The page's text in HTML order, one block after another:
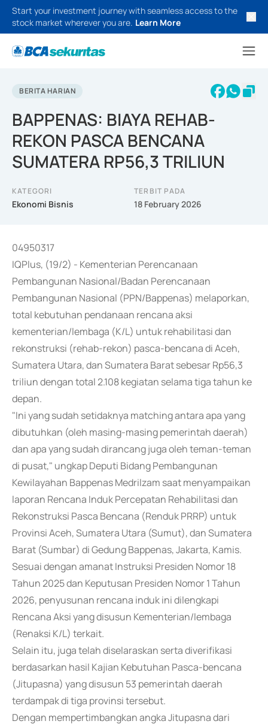
Start your investment journey with seamless access to the
stock market wherever you are. Learn More
BERITA HARIAN
BAPPENAS: BIAYA REHAB-
REKON PASCA BENCANA
SUMATERA RP56,3 TRILIUN
KATEGORI
Ekonomi Bisnis
TERBIT PADA
18 February 2026
04950317
IQPlus, (19/2) - Kementerian Perencanaan
Pembangunan Nasional/Badan Perencanaan
Pembangunan Nasional (PPN/Bappenas) melaporkan,
total kebutuhan pendanaan rencana aksi
kementerian/lembaga (K/L) untuk rehabilitasi dan
rekonstruksi (rehab-rekon) pasca-bencana di Aceh,
Sumatera Utara, dan Sumatera Barat sebesar Rp56,3
triliun dengan total 2.108 kegiatan selama tiga tahun ke
depan.
"Ini yang sudah setidaknya matching antara apa yang
dibutuhkan (oleh masing-masing pemerintah daerah)
dan apa yang sudah dirancang juga oleh teman-teman
di pusat," ungkap Deputi Bidang Pembangunan
Kewilayahan Bappenas Medrilzam saat menyampaikan
laporan Rencana Induk Percepatan Rehabilitasi dan
Rekonstruksi Pasca Bencana (Renduk PRRP) untuk
Provinsi Aceh, Sumatera Utara (Sumut), dan Sumatera
Barat (Sumbar) di Gedung Bappenas, Jakarta, Kamis.
Sesuai dengan amanat Instruksi Presiden Nomor 18
Tahun 2025 dan Keputusan Presiden Nomor 1 Tahun
2026, penyusunan rencana induk ini dilengkapi
Rencana Aksi yang disusun Kementerian/lembaga
(Renaksi K/L) terkait.
Selain itu, juga telah diselaraskan serta diverifikasi
berdasarkan hasil Kajian Kebutuhan Pasca-bencana
(Jitupasna) yang disusun 53 pemerintah daerah
terdampak di tiga provinsi tersebut.
Dengan mempertimbangkan angka Jitupasna dari